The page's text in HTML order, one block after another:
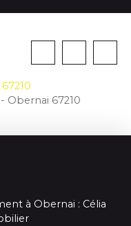
Obernai 67210
à Obernai : Célia